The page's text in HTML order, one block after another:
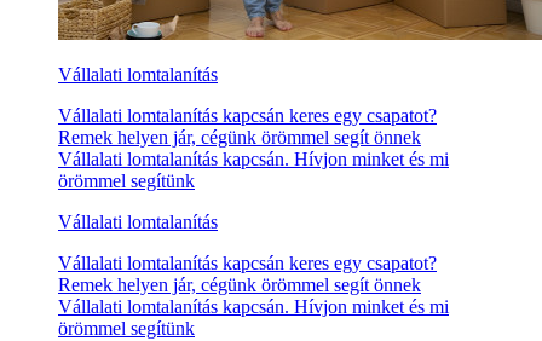
Vállalati lomtalanítás
Vállalati lomtalanítás kapcsán keres egy csapatot?
Remek helyen jár, cégünk örömmel segít önnek
Vállalati lomtalanítás kapcsán. Hívjon minket és mi
örömmel segítünk
Vállalati lomtalanítás
Vállalati lomtalanítás kapcsán keres egy csapatot?
Remek helyen jár, cégünk örömmel segít önnek
Vállalati lomtalanítás kapcsán. Hívjon minket és mi
örömmel segítünk